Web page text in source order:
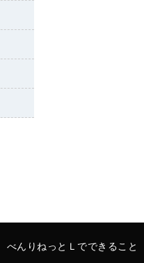
べんりねっとＬでできること